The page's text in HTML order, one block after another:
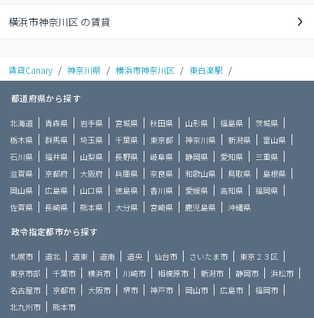
横浜市神奈川区 の賃貸
賃貸Canary / 神奈川県 / 横浜市神奈川区 / 東白楽駅 /
都道府県から探す
北海道 青森県 岩手県 宮城県 秋田県 山形県 福島県
茨城県
栃木県
群馬県 埼玉県 千葉県 東京都 神奈川県 新潟県
富山県
石川県
福井県 山梨県 長野県 岐阜県 静岡県 愛知県
三重県
滋賀県
京都府 大阪府 兵庫県 奈良県 和歌山県 鳥取県
島根県
岡山県
広島県 山口県 徳島県 香川県 愛媛県 高知県
福岡県
佐賀県
長崎県 熊本県 大分県 宮崎県 鹿児島県 沖縄県
政令指定都市から探す
札幌市 道北 道東 道南 道央 仙台市 さいたま市
東京２３区
東京市部
千葉市 横浜市 川崎市 相模原市 新潟市 静岡市
浜松市
名古屋市
京都市 大阪市 堺市 神戸市 岡山市 広島市
福岡市
北九州市
熊本市